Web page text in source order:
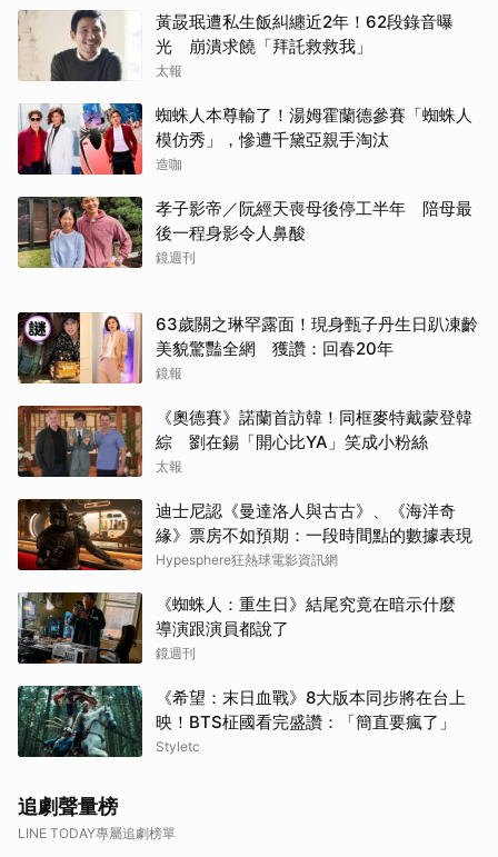
黃晸珉遭私生飯糾纏近2年！62段錄音曝
光 崩潰求饒「拜託救救我」
太報
蜘蛛人本尊輸了！湯姆霍蘭德參賽「蜘蛛人
模仿秀」，慘遭千黛亞親手淘汰
造咖
孝子影帝／阮經天喪母後停工半年 陪母最
後一程身影令人鼻酸
鏡週刊
63歲關之琳罕露面！現身甄子丹生日趴凍齡
美貌驚豔全網 獲讚：回春20年
鏡報
《奧德賽》諾蘭首訪韓！同框麥特戴蒙登韓
綜 劉在錫「開心比YA」笑成小粉絲
太報
迪士尼認《曼達洛人與古古》、《海洋奇
緣》票房不如預期：一段時間點的數據表現
Hypesphere狂熱球電影資訊網
《蜘蛛人：重生日》結尾究竟在暗示什麼
導演跟演員都說了
鏡週刊
《希望：末日血戰》8大版本同步將在台上
映！BTS柾國看完盛讚：「簡直要瘋了」
Styletc
追劇聲量榜
LINE TODAY專屬追劇榜單